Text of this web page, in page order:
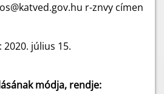
r-znvy címen
július 15.
módja, rendje: